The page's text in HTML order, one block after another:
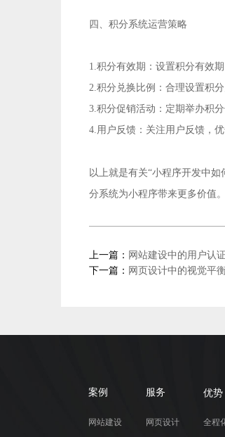
四、积分系统运营策略
1.积分有效期：设置积分有效
2.积分兑换比例：合理设置积
3.积分促销活动：定期举办积
4.用户反馈：关注用户反馈，
以上就是有关“小程序开发中如
分系统为小程序带来更多价值。
上一篇： 网站建设中的用户认
下一篇： 网页设计中的视觉平
案例
网站建设
服务
网页设计
优势
全程